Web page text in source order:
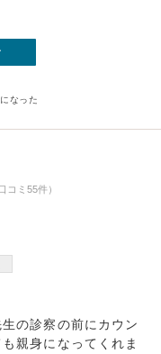
なった
コミ55件）
の診察の前にカウン
親身になってくれま